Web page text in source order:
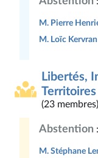
M. Pierre
M. Loïc Kervran
Libertés,
Territoires
(23 membres)
Abstention
M. Stéphane